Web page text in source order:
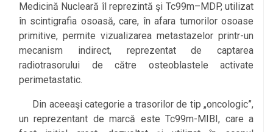
Medicină Nucleară îl reprezintă şi Tc99m–MDP, utilizat
în scintigrafia osoasă, care, în afara tumorilor osoase
primitive, permite vizualizarea metastazelor printr-un
mecanism indirect, reprezentat de captarea
radiotrasorului de către osteoblastele activate
perimetastatic.
Din aceeaşi categorie a trasorilor de tip „oncologic”,
un reprezentant de marcă este Tc99m-MIBI, care a